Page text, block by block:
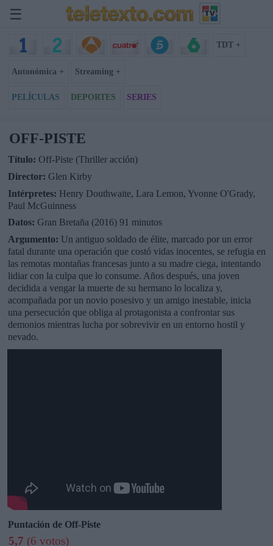
☰
TDT +
Autonómica + Streaming +
PELÍCULAS DEPORTES SERIES
OFF-PISTE
Título: Off-Piste (Thriller acción)
Director: Glen Kirby
Intérpretes: Henry Douthwaite, Lara Lemon, Yvonne O'Grady,
Paul McGuinness
Datos: Gran Bretaña (2016) 91 minutos
Argumento: Un antiguo soldado de élite, marcado por un error
fatal durante una operación que costó vidas inocentes, se refugia en
las remotas montañas francesas junto a su madre ciega, intentando
lidiar con la culpa que lo consume. Años después, una joven
decidida a vengar la muerte de su hermano lo localiza y,
acompañada por un novio posesivo y un amigo inestable, inicia
una persecución que obliga al protagonista a confrontar sus
demonios mientras lucha por sobrevivir en un entorno hostil y
nevado.
Puntación de Off-Piste
5,7 (6 votos)